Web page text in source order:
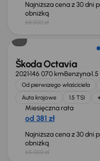
Najniższa cena z 30 dni
obniżką
68 000 zł
Taniej o 1 000 zł
Škoda Octavia
2021146 070 kmBenzyna
Od pierwszego właściciela
Auta krajowe
1.5 TSI
Miesięczna rata
od 381 zł
Najniższa cena z 30 dni
obniżką
65 000 zł
Taniej o 1 500 zł